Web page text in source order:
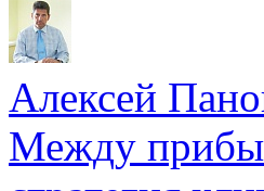
Алексей
Между